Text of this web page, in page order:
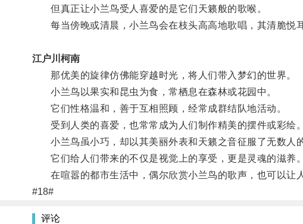
但真正让小兰鸟受人喜爱的是它们天籁般的歌喉。
每当傍晚或清晨，小兰鸟会在枝头高高地歌唱，其清脆悦耳
江户川柯南
那优美的旋律仿佛能穿越时光，将人们带入梦幻的世界。
小兰鸟以果实和昆虫为食，常栖息在森林或花园中。
它们性格温和，善于互相照顾，经常成群结队地活动。
受到人类的喜爱，也常常成为人们制作精美的摆件或彩绘。
小兰鸟虽小巧，却以其美丽外表和天籁之音征服了无数人的
它们给人们带来的不仅是视觉上的享受，更是灵魂的滋养。
在喧嚣的都市生活中，偶尔欣赏小兰鸟的歌声，也可以让人
#18#
评论